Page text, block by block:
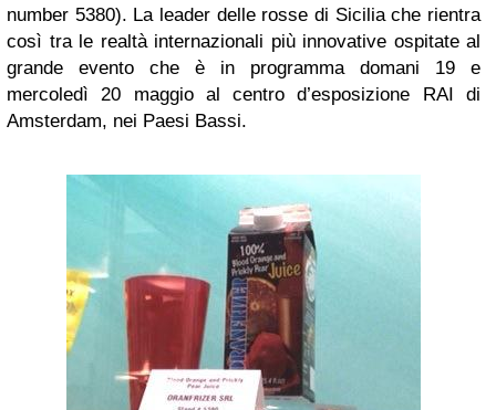
number 5380). La leader delle rosse di Sicilia che rientra
così tra le realtà internazionali più innovative ospitate al
grande evento che è in programma domani 19 e
mercoledì 20 maggio al centro d’esposizione RAI di
Amsterdam, nei Paesi Bassi.